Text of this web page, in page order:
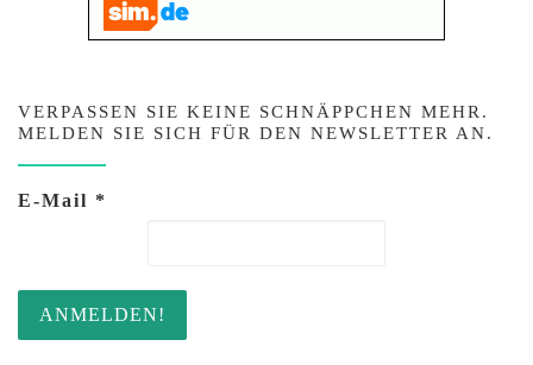
VERPASSEN SIE KEINE SCHNÄPPCHEN MEHR.
MELDEN SIE SICH FÜR DEN NEWSLETTER AN.
E-Mail *